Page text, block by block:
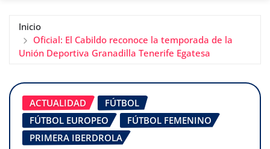
Inicio
Oficial: El Cabildo reconoce la temporada de la
Unión Deportiva Granadilla Tenerife Egatesa
ACTUALIDAD
FÚTBOL
FÚTBOL EUROPEO
FÚTBOL FEMENINO
PRIMERA IBERDROLA